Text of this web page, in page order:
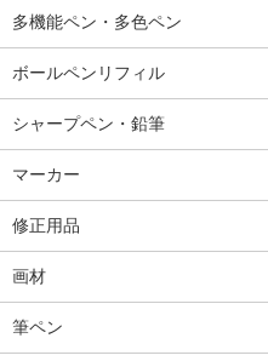
多機能ペン・多色ペン
ボールペンリフィル
シャープペン・鉛筆
マーカー
修正用品
画材
筆ペン